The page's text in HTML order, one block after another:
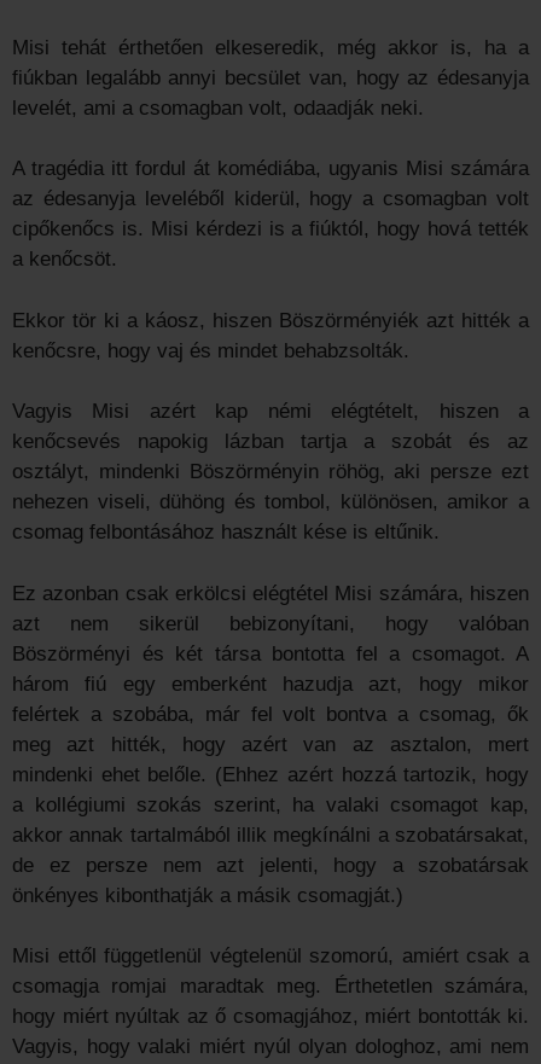
Misi tehát érthetően elkeseredik, még akkor is, ha a
fiúkban legalább annyi becsület van, hogy az édesanyja
levelét, ami a csomagban volt, odaadják neki.
A tragédia itt fordul át komédiába, ugyanis Misi számára
az édesanyja leveléből kiderül, hogy a csomagban volt
cipőkenőcs is. Misi kérdezi is a fiúktól, hogy hová tették
a kenőcsöt.
Ekkor tör ki a káosz, hiszen Böszörményiék azt hitték a
kenőcsre, hogy vaj és mindet behabzsolták.
Vagyis Misi azért kap némi elégtételt, hiszen a
kenőcsevés napokig lázban tartja a szobát és az
osztályt, mindenki Böszörményin röhög, aki persze ezt
nehezen viseli, dühöng és tombol, különösen, amikor a
csomag felbontásához használt kése is eltűnik.
Ez azonban csak erkölcsi elégtétel Misi számára, hiszen
azt nem sikerül bebizonyítani, hogy valóban
Böszörményi és két társa bontotta fel a csomagot. A
három fiú egy emberként hazudja azt, hogy mikor
felértek a szobába, már fel volt bontva a csomag, ők
meg azt hitték, hogy azért van az asztalon, mert
mindenki ehet belőle. (Ehhez azért hozzá tartozik, hogy
a kollégiumi szokás szerint, ha valaki csomagot kap,
akkor annak tartalmából illik megkínálni a szobatársakat,
de ez persze nem azt jelenti, hogy a szobatársak
önkényes kibonthatják a másik csomagját.)
Misi ettől függetlenül végtelenül szomorú, amiért csak a
csomagja romjai maradtak meg. Érthetetlen számára,
hogy miért nyúltak az ő csomagjához, miért bontották ki.
Vagyis, hogy valaki miért nyúl olyan dologhoz, ami nem